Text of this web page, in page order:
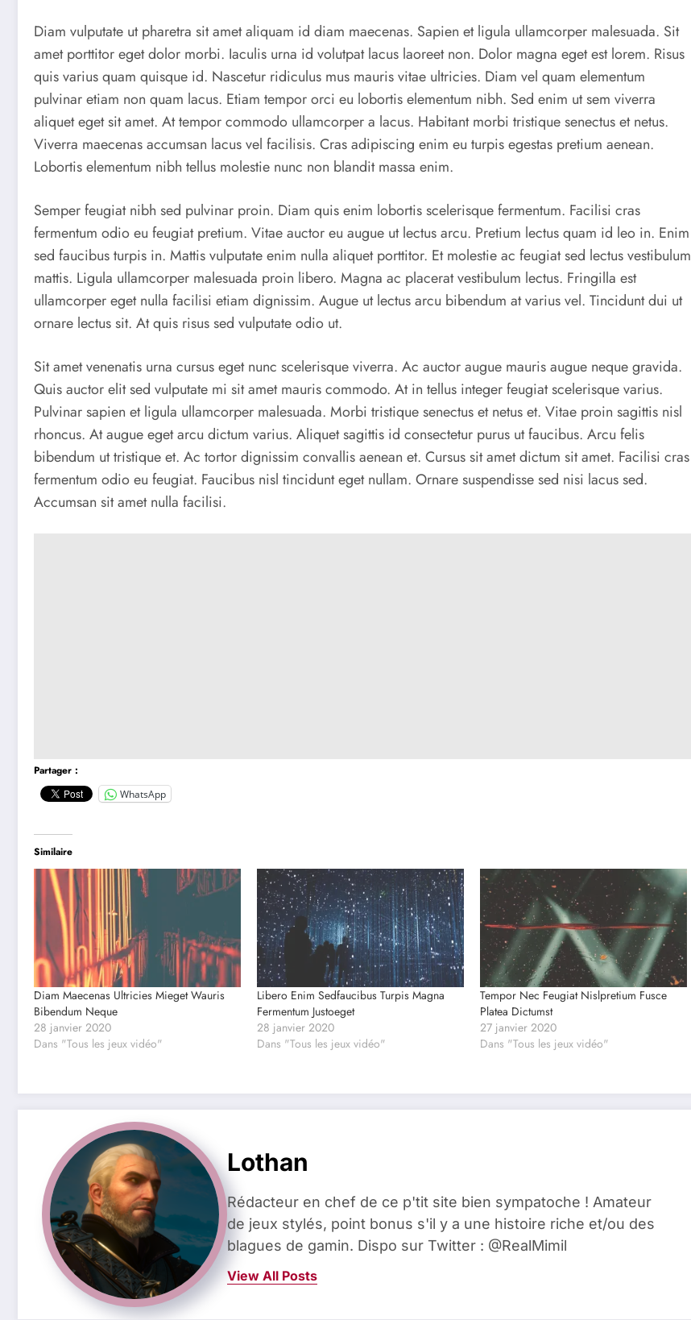
Diam vulputate ut pharetra sit amet aliquam id diam maecenas. Sapien et ligula ullamcorper malesuada. Sit
amet porttitor eget dolor morbi. Iaculis urna id volutpat lacus laoreet non. Dolor magna eget est lorem. Risus
quis varius quam quisque id. Nascetur ridiculus mus mauris vitae ultricies. Diam vel quam elementum
pulvinar etiam non quam lacus. Etiam tempor orci eu lobortis elementum nibh. Sed enim ut sem viverra
aliquet eget sit amet. At tempor commodo ullamcorper a lacus. Habitant morbi tristique senectus et netus.
Viverra maecenas accumsan lacus vel facilisis. Cras adipiscing enim eu turpis egestas pretium aenean.
Lobortis elementum nibh tellus molestie nunc non blandit massa enim.
Semper feugiat nibh sed pulvinar proin. Diam quis enim lobortis scelerisque fermentum. Facilisi cras
fermentum odio eu feugiat pretium. Vitae auctor eu augue ut lectus arcu. Pretium lectus quam id leo in. Enim
sed faucibus turpis in. Mattis vulputate enim nulla aliquet porttitor. Et molestie ac feugiat sed lectus vestibulum
mattis. Ligula ullamcorper malesuada proin libero. Magna ac placerat vestibulum lectus. Fringilla est
ullamcorper eget nulla facilisi etiam dignissim. Augue ut lectus arcu bibendum at varius vel. Tincidunt dui ut
ornare lectus sit. At quis risus sed vulputate odio ut.
Sit amet venenatis urna cursus eget nunc scelerisque viverra. Ac auctor augue mauris augue neque gravida.
Quis auctor elit sed vulputate mi sit amet mauris commodo. At in tellus integer feugiat scelerisque varius.
Pulvinar sapien et ligula ullamcorper malesuada. Morbi tristique senectus et netus et. Vitae proin sagittis nisl
rhoncus. At augue eget arcu dictum varius. Aliquet sagittis id consectetur purus ut faucibus. Arcu felis
bibendum ut tristique et. Ac tortor dignissim convallis aenean et. Cursus sit amet dictum sit amet. Facilisi cras
fermentum odio eu feugiat. Faucibus nisl tincidunt eget nullam. Ornare suspendisse sed nisi lacus sed.
Accumsan sit amet nulla facilisi.
Partager :
WhatsApp
Similaire
Diam Maecenas Ultricies Mieget Wauris
Bibendum Neque
28 janvier 2020
Dans "Tous les jeux vidéo"
Libero Enim Sedfaucibus Turpis Magna
Fermentum Justoeget
28 janvier 2020
Dans "Tous les jeux vidéo"
Tempor Nec Feugiat Nislpretium Fusce
Platea Dictumst
27 janvier 2020
Dans "Tous les jeux vidéo"
Lothan
Rédacteur en chef de ce p'tit site bien sympatoche ! Amateur
de jeux stylés, point bonus s'il y a une histoire riche et/ou des
blagues de gamin. Dispo sur Twitter : @RealMimil
View All Posts